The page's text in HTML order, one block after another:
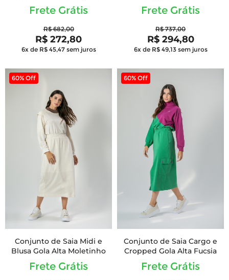
Frete Grátis
R$ 682,00
R$ 272,80
6x de R$ 45,47 sem juros
Frete Grátis
R$ 737,00
R$ 294,80
6x de R$ 49,13 sem juros
60% Off
Conjunto de Saia Midi e
Blusa Gola Alta Moletinho
Frete Grátis
60% Off
Conjunto de Saia Cargo e
Cropped Gola Alta Fucsia
Frete Grátis